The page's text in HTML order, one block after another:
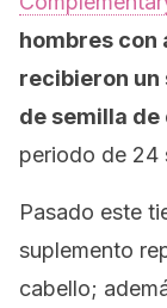
hombres con
recibieron un
de semilla de
periodo de 24
Pasado este
suplemento
cabello;